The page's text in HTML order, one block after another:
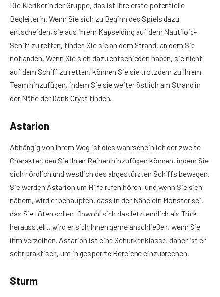
Die Klerikerin der Gruppe, das ist Ihre erste potentielle
Begleiterin. Wenn Sie sich zu Beginn des Spiels dazu
entscheiden, sie aus ihrem Kapselding auf dem Nautiloid-
Schiff zu retten, finden Sie sie an dem Strand, an dem Sie
notlanden. Wenn Sie sich dazu entschieden haben, sie nicht
auf dem Schiff zu retten, können Sie sie trotzdem zu Ihrem
Team hinzufügen, indem Sie sie weiter östlich am Strand in
der Nähe der Dank Crypt finden.
Astarion
Abhängig von Ihrem Weg ist dies wahrscheinlich der zweite
Charakter, den Sie Ihren Reihen hinzufügen können, indem Sie
sich nördlich und westlich des abgestürzten Schiffs bewegen.
Sie werden Astarion um Hilfe rufen hören, und wenn Sie sich
nähern, wird er behaupten, dass in der Nähe ein Monster sei,
das Sie töten sollen. Obwohl sich das letztendlich als Trick
herausstellt, wird er sich Ihnen gerne anschließen, wenn Sie
ihm verzeihen. Astarion ist eine Schurkenklasse, daher ist er
sehr praktisch, um in gesperrte Bereiche einzubrechen.
Sturm